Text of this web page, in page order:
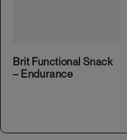
Brit Functional Snack
– Endurance